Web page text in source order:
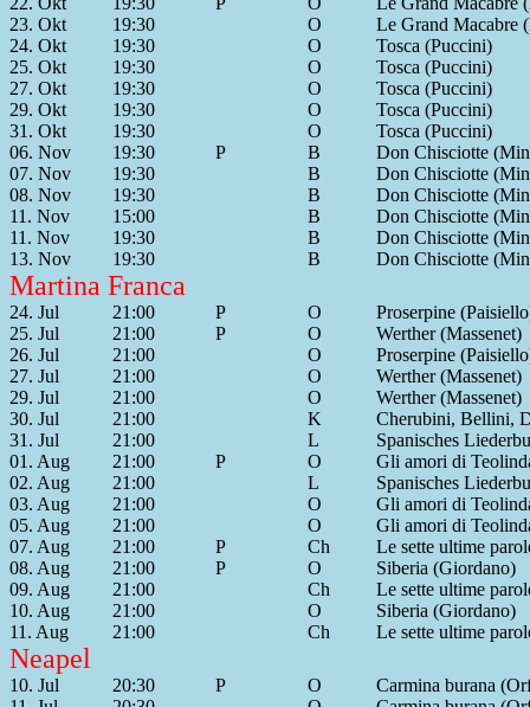
23. Okt
19:30 O
Le Grand Macabre
24. Okt
19:30 O
Tosca (Puccini)
25. Okt
19:30 O
Tosca (Puccini)
27. Okt
19:30 O
Tosca (Puccini)
29. Okt
19:30 O
Tosca (Puccini)
31. Okt
19:30 O
Tosca (Puccini)
06. Nov
19:30 P B
Don Chisciotte
07. Nov
19:30 B
Don Chisciotte
08. Nov
19:30 B
Don Chisciotte
11. Nov
15:00 B
Don Chisciotte
11. Nov
19:30 B
Don Chisciotte
13. Nov
19:30 B Don Chisciotte
Martina Franca
24. Jul 21:00 P O
Proserpine
25. Jul
21:00 P O
Werther (Massenet)
26. Jul
21:00 O
Proserpine
27. Jul
21:00 O
Werther (Massenet)
29. Jul
21:00 O
Werther (Massenet)
30. Jul
21:00 K
Cherubini, Bellini,
31. Jul
21:00 L
Spanisches
01. Aug
21:00 P O
Gli amori di
02. Aug
21:00 L
Spanisches
03. Aug
21:00 O
Gli amori di
05. Aug
21:00 O
Gli amori di
07. Aug
21:00 P Ch
Le sette ultime
08. Aug
21:00 P O
Siberia (Giordano)
09. Aug
21:00 Ch
Le sette ultime
10. Aug
21:00 O
Siberia (Giordano)
11. Aug
21:00 Ch Le sette ultime
Neapel
10. Jul 20:30 P O
Carmina burana